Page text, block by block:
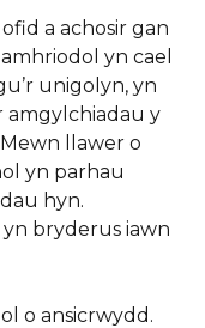
a achosir gan
yn cael
unigolyn, yn
amgylchiadau y
llawer o
yn parhau
hyn.
yn bryderus iawn
o ansicrwydd.